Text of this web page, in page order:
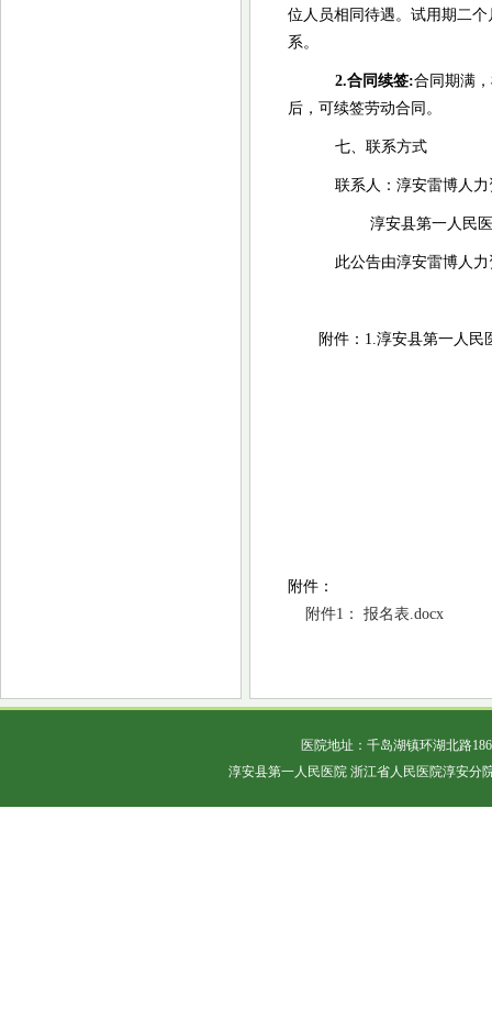
位人员相同待遇。试用期二
系。
2.合同续签:合同期满
后，可续签劳动合同。
七、联系方式
联系人：淳安雷博人
淳安县第一人民
此公告由淳安雷博人
附件： 1.淳安县第一人民
附件：
附件1： 报名表.docx
医院地址：千岛湖镇环湖北路
淳安县第一人民医院 浙江省人民医院淳安分